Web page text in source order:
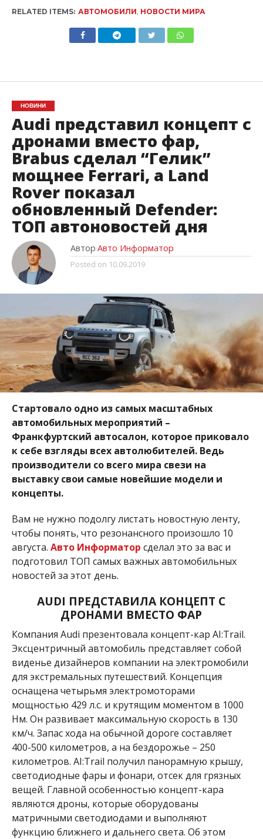
RELATED ITEMS: АВТОМОБИЛИ, НОВОСТИ МИРА
НОВИНИ
Audi представил концепт с
дронами вместо фар,
Brabus сделал “Гелик”
мощнее Ferrari, а Land
Rover показал
обновленный Defender:
ТОП автоновостей дня
Автор Авто Информатор
Posted on 10.09.2019
Стартовало одно из самых масштабных
автомобильных мероприятий –
Франкфуртский автосалон, которое приковало
к себе взгляды всех автолюбителей. Ведь
производители со всего мира свези на
выставку свои самые новейшие модели и
концепты.
Вам не нужно подолгу листать новостную ленту,
чтобы понять, что резонансного произошло 10
августа. Авто Информатор сделал это за вас и
подготовил ТОП самых важных автомобильных
новостей за этот день.
AUDI ПРЕДСТАВИЛА КОНЦЕПТ С
ДРОНАМИ ВМЕСТО ФАР
Компания Audi презентовала концепт-кар AI:Trail.
Эксцентричный автомобиль представляет собой
виденье дизайнеров компании на электромобили
для экстремальных путешествий. Концепция
оснащена четырьмя электромоторами
мощностью 429 л.с. и крутящим моментом в 1000
Нм. Он развивает максимальную скорость в 130
км/ч. Запас хода на обычной дороге составляет
400-500 километров, а на бездорожье – 250
километров. AI:Trail получил панорамную крышу,
светодиодные фары и фонари, отсек для грязных
вещей. Главной особенностью концепт-кара
являются дроны, которые оборудованы
матричными светодиодами и выполняют
функцию ближнего и дальнего света. Об этом